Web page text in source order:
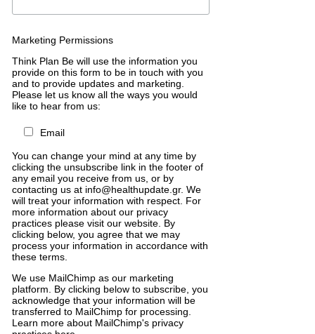
Marketing Permissions
Think Plan Be will use the information you
provide on this form to be in touch with you
and to provide updates and marketing.
Please let us know all the ways you would
like to hear from us:
Email
You can change your mind at any time by
clicking the unsubscribe link in the footer of
any email you receive from us, or by
contacting us at info@healthupdate.gr. We
will treat your information with respect. For
more information about our privacy
practices please visit our website. By
clicking below, you agree that we may
process your information in accordance with
these terms.
We use MailChimp as our marketing
platform
By clicking below to subscribe you
acknowledge that your information will be
transferred to MailChimp for processing
Learn more about MailChimp's privacy